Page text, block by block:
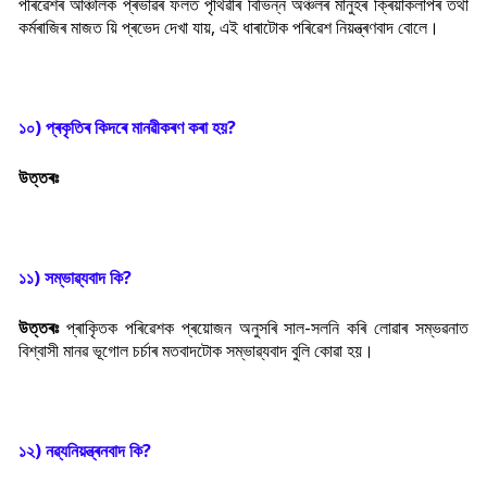
কৰ্মৰাজিৰ মাজত য়ি প্ৰভেদ দেখা যায়, এই ধাৰাটোক পৰিৱেশ নিয়ন্ত্ৰণবাদ বোলে।
১০) প্ৰকৃতিৰ কিদৰে মানৱীকৰণ কৰা হয়?
উত্তৰঃ
১১) সম্ভাৱ্যবাদ কি?
উত্তৰঃপ্ৰাকৃিতক পৰিৱেশক প্ৰয়োজন অনুসৰি সাল-সলনি কৰি লোৱাৰ সম্ভৱনাত
বিশ্বাসী মানৱ ভূগোল চৰ্চাৰ মতবাদটোক সম্ভাৱ্যবাদ বুলি কোৱা হয়।
১২) নৱ্যনিয়ন্ত্ৰনবাদ কি?